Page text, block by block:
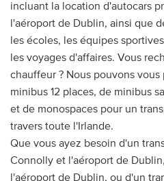
incluant la location d'autocars
l'aéroport de Dublin, ainsi que
les écoles, les équipes
les voyages d'affaires. Vous
chauffeur ? Nous pouvons
minibus 12 places, de minibus
et de monospaces pour un
travers toute l'Irlande.
Que vous ayez besoin d'un
Connolly et l'aéroport de
l'aéroport de Dublin, ou d'un